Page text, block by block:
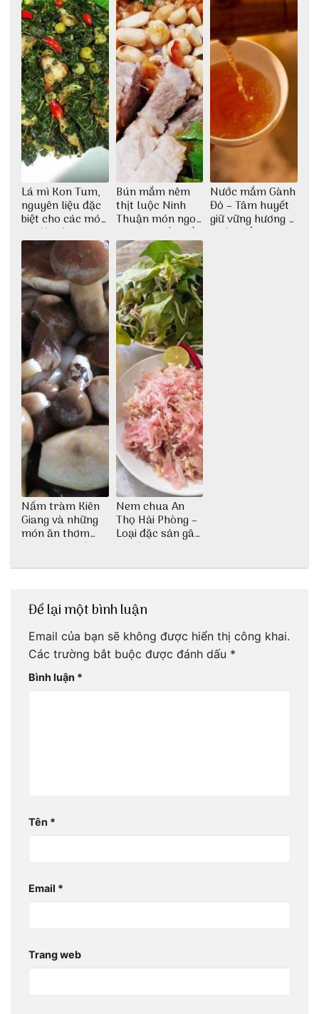
Lá mì Kon Tum,
nguyên liệu đặc
biệt cho các món
ăn độc đáo
Bún mắm nêm
thịt luộc Ninh
Thuận món ngon
dân dã miền biển
Nước mắm Gành
Đỏ – Tâm huyết
giữ vững hương vị
nước mắm sau
Nấm tràm Kiên
Giang và những
món ăn thơm
ngon khó cưỡng
Nem chua An
Thọ Hải Phòng –
Loại đặc sản gây
nghiện
Để lại một bình luận
Email của bạn sẽ không được hiển thị công khai.
Các trường bắt buộc được đánh dấu *
Bình luận *
Tên *
Email *
Trang web